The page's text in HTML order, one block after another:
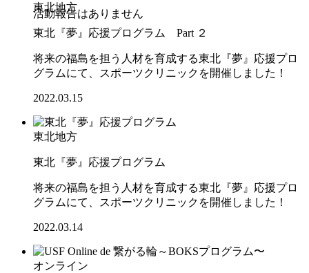
東北地方
東北『夢』応援プログラム Part ２
将来の福島を担う人材を育成する東北『夢』応援プロ
グラムにて、スポーツクリニックを開催しました！
2022.03.15
東北地方
東北『夢』応援プログラム
将来の福島を担う人材を育成する東北『夢』応援プロ
グラムにて、スポーツクリニックを開催しました！
2022.03.14
オンライン